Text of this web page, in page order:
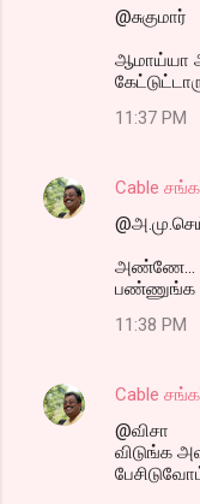
@சுகுமார்
ஆமாய்யா
11:37 PM
Cable
அண்ணே...
பண்ணுங்க
11:38 PM
Cable
@விசா
விடுங்க